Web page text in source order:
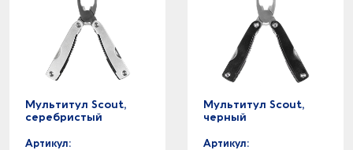
Мультитул Scout,
серебристый
Артикул:
Мультитул Scout,
черный
Артикул: